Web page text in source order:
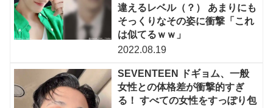
違えるレベル（？） あまりにも
そっくりなその姿に衝撃「これ
は似てるｗｗ」
2022.08.19
SEVENTEEN ドギョム、一般
女性との体格差が衝撃的すぎ
る！ すべての女性をすっぽり包